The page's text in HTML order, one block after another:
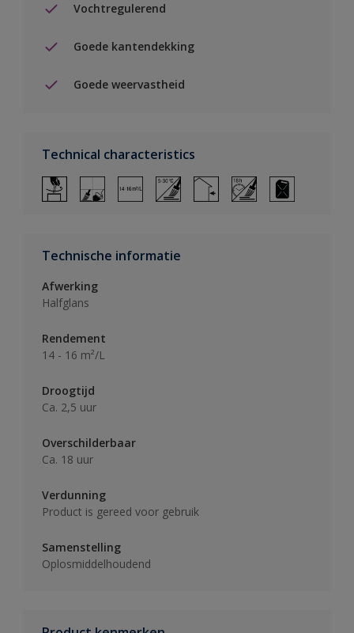
Vochtregulerend
Goede kantendekking
Goede weervastheid
Technical characteristics
Technische informatie
Afwerking
Halfglans
Rendement
14 - 16 m²/L
Droogtijd
Ca. 2,5 uur
Overschilderbaar
Ca. 18 uur
Verdunning
Product is gereed voor gebruik
Samenstelling
Oplosmiddelhoudend